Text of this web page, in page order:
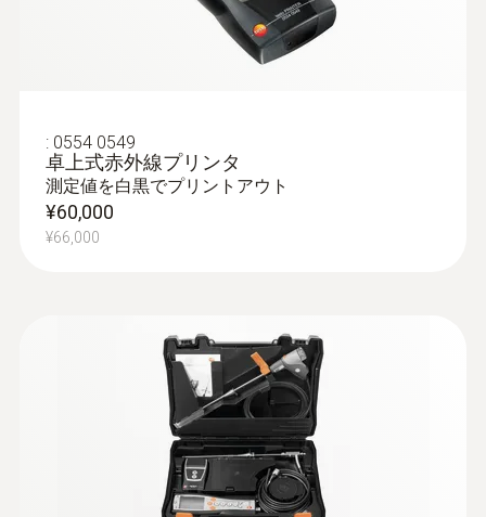
排ガスプローブ - φ8 / 335㎜ / 500℃
クイックチェンジシステムにより、プロー
: 0554 0549
卓上式赤外線プリンタ
測定値を白黒でプリントアウト
¥60,000
¥66,000